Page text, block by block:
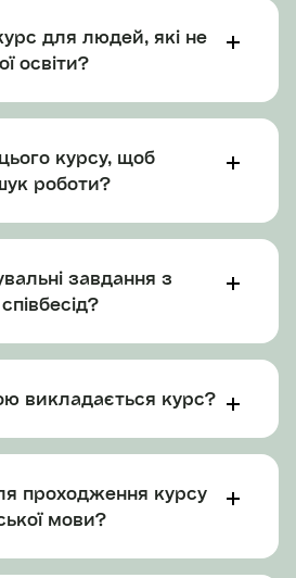
для людей, які не
освіти?
курсу, щоб
роботи?
завдання з
викладається курс?
проходження курсу
мови?